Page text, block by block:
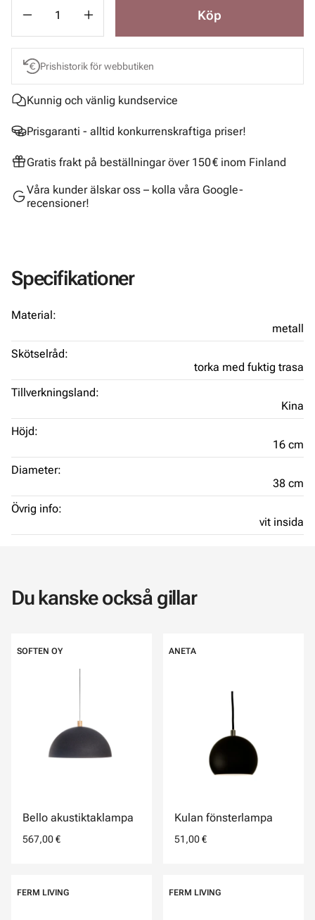
Köp
Prishistorik för webbutiken
Kunnig och vänlig kundservice
Prisgaranti - alltid konkurrenskraftiga priser!
Gratis frakt på beställningar över 150 € inom Finland
Våra kunder älskar oss – kolla våra Google-
recensioner!
Specifikationer
Material:
metall
Skötselråd:
torka med fuktig trasa
Tillverkningsland:
Kina
Höjd:
16 cm
Diameter:
38 cm
Övrig info:
vit insida
Du kanske också gillar
SOFTEN OY
Bello akustiktaklampa
567,00 €
ANETA
Kulan fönsterlampa
51,00 €
FERM LIVING FERM LIVING